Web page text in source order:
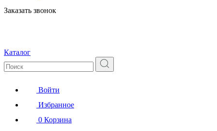
Заказать звонок
Каталог
Войти
Избранное
0 Корзина